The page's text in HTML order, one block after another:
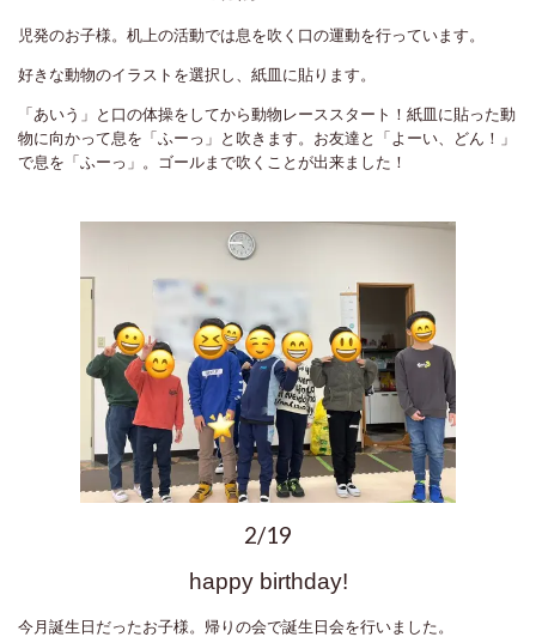
児発のお子様。机上の活動では息を吹く口の運動を行っています。
好きな動物のイラストを選択し、紙皿に貼ります。
「あいう」と口の体操をしてから動物レーススタート！紙皿に貼った動
物に向かって息を「ふーっ」と吹きます。お友達と「よーい、どん！」
で息を「ふーっ」。ゴールまで吹くことが出来ました！
2/19
happy birthday!
今月誕生日だったお子様。帰りの会で誕生日会を行いました。